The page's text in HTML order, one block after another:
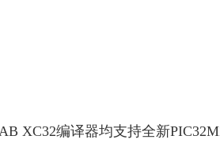
XC32编译器均支持全新